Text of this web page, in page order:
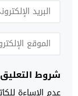
شروط
عدم الإساءة